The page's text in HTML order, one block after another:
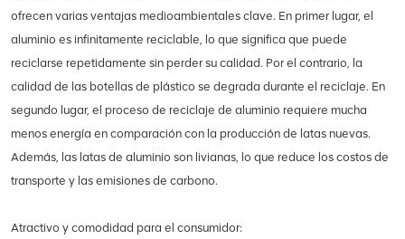
ofrecen varias ventajas medioambientales clave. En primer lugar, el
aluminio es infinitamente reciclable, lo que significa que puede
reciclarse repetidamente sin perder su calidad. Por el contrario, la
calidad de las botellas de plástico se degrada durante el reciclaje. En
segundo lugar, el proceso de reciclaje de aluminio requiere mucha
menos energía en comparación con la producción de latas nuevas.
Además, las latas de aluminio son livianas, lo que reduce los costos de
transporte y las emisiones de carbono.
Atractivo y comodidad para el consumidor: